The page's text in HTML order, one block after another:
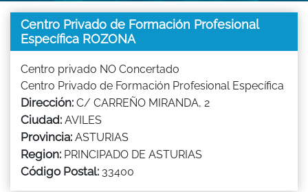
Centro Privado de Formación Profesional
Específica ROZONA
Centro privado NO Concertado
Centro Privado de Formación Profesional Específica
Dirección: C/ CARREÑO MIRANDA, 2
Ciudad: AVILES
Provincia: ASTURIAS
Region: PRINCIPADO DE ASTURIAS
Código Postal: 33400